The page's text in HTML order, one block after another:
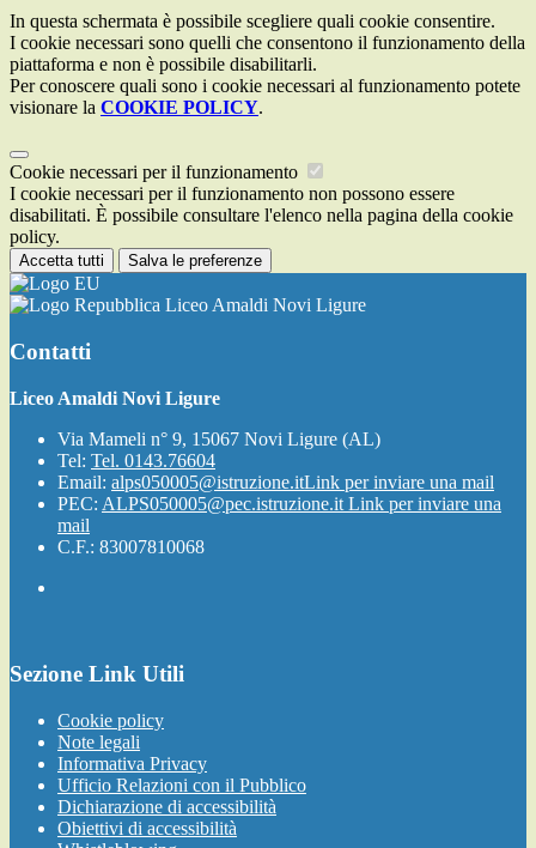
In questa schermata è possibile scegliere quali cookie consentire.
I cookie necessari sono quelli che consentono il funzionamento della
piattaforma e non è possibile disabilitarli.
Per conoscere quali sono i cookie necessari al funzionamento potete
visionare la COOKIE POLICY.
Cookie necessari per il funzionamento
I cookie necessari per il funzionamento non possono essere
disabilitati. È possibile consultare l'elenco nella pagina della cookie
policy.
Accetta tutti Salva le preferenze
Liceo Amaldi Novi Ligure
Contatti
Liceo Amaldi Novi Ligure
Via Mameli n° 9, 15067 Novi Ligure (AL)
Tel: Tel. 0143.76604
Email: alps050005@istruzione.itLink per inviare una mail
PEC: ALPS050005@pec.istruzione.it Link per inviare una
mail
C.F.: 83007810068
Sezione Link Utili
Cookie policy
Note legali
Informativa Privacy
Ufficio Relazioni con il Pubblico
Dichiarazione di accessibilità
Obiettivi di accessibilità